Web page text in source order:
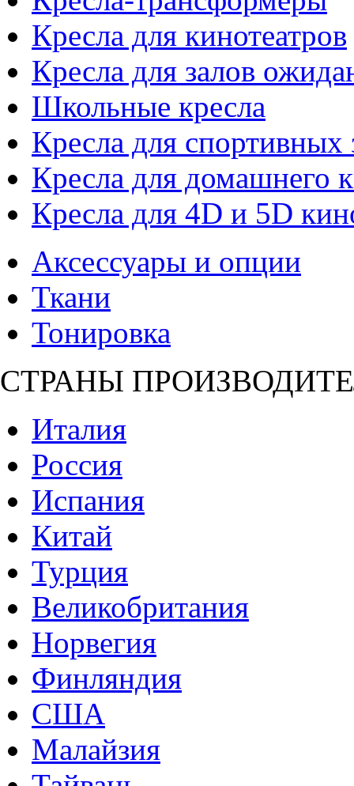
Кресла для кинотеатров
Кресла для залов
Школьные кресла
Кресла для спортивных
Кресла для домашнего
Кресла для 4D и 5D
Аксессуары и опции
Ткани
Тонировка
СТРАНЫ
Италия
Россия
Испания
Китай
Турция
Великобритания
Норвегия
Финляндия
США
Малайзия